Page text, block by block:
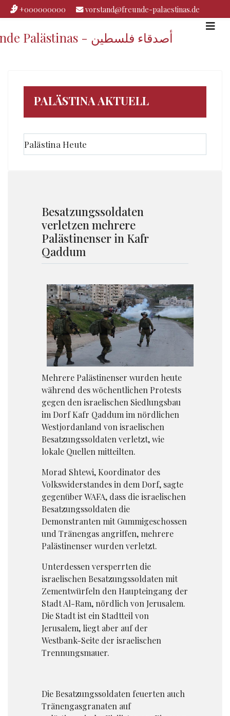
+000000000 vorstand@freunde-palaestinas.de
Freunde Palästinas - أصدقاء فلسطين
PALÄSTINA AKTUELL
Palästina Heute
Besatzungssoldaten
verletzen mehrere
Palästinenser in Kafr
Qaddum
Mehrere Palästinenser wurden heute
während des wöchentlichen Protests
gegen den israelischen Siedlungsbau
im Dorf Kafr Qaddum im nördlichen
Westjordanland von israelischen
Besatzungssoldaten verletzt, wie
lokale Quellen mitteilten.
Morad Shtewi, Koordinator des
Volkswiderstandes in dem Dorf, sagte
gegenüber WAFA, dass die israelischen
Besatzungssoldaten die
Demonstranten mit Gummigeschossen
und Tränengas angriffen, mehrere
Palästinenser wurden verletzt.
Unterdessen versperrten die
israelischen Besatzungssoldaten mit
Zementwürfeln den Haupteingang der
Stadt Al-Ram, nördlich von Jerusalem.
Die Stadt ist ein Stadtteil von
Jerusalem, liegt aber auf der
Westbank-Seite der israelischen
Trennungsmauer.
Die Besatzungssoldaten feuerten auch
Tränengasgranaten auf